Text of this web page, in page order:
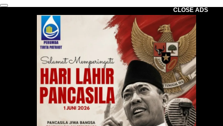
CLOSE ADS